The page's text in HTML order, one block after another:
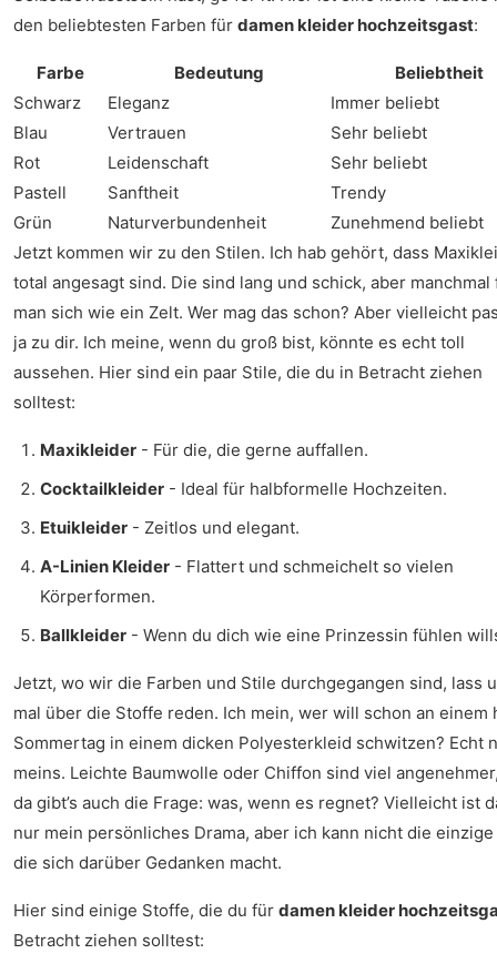
den beliebtesten Farben für damen kleider hochzeitsgast:
Farbe Bedeutung
Beliebtheit
Schwarz
Eleganz
Immer beliebt
Blau
Vertrauen
Sehr beliebt
Rot
Leidenschaft
Sehr beliebt
Pastell
Sanftheit
Trendy
Grün
Naturverbundenheit
Zunehmend beliebt
Jetzt kommen wir zu den Stilen. Ich hab gehört, dass
total angesagt sind. Die sind lang und schick, aber manchmal
man sich wie ein Zelt. Wer mag das schon? Aber vielleicht
ja zu dir. Ich meine, wenn du groß bist, könnte es echt toll
aussehen. Hier sind ein paar Stile, die du in Betracht ziehen
solltest:
Maxikleider - Für die, die gerne auffallen.
Cocktailkleider - Ideal für halbformelle Hochzeiten.
Etuikleider - Zeitlos und elegant.
A-Linien Kleider - Flattert und schmeichelt so vielen
Körperformen.
Ballkleider - Wenn du dich wie eine Prinzessin fühlen
Jetzt, wo wir die Farben und Stile durchgegangen sind, lass
mal über die Stoffe reden. Ich mein, wer will schon an einem
Sommertag in einem dicken Polyesterkleid schwitzen? Echt
meins. Leichte Baumwolle oder Chiffon sind viel
da gibt’s auch die Frage: was, wenn es regnet? Vielleicht ist
nur mein persönliches Drama, aber ich kann nicht die
die sich darüber Gedanken macht.
Hier sind einige Stoffe, die du für damen kleider
Betracht ziehen solltest: